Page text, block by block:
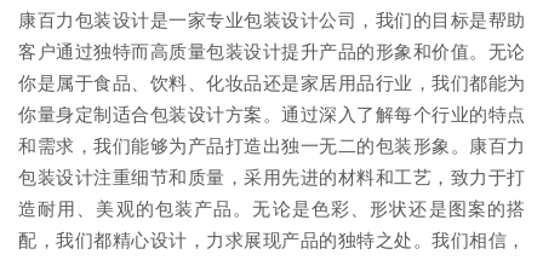
康百力包装设计是一家专业包装设计公司，我们的目标是帮助
客户通过独特而高质量包装设计提升产品的形象和价值。无论
你是属于食品、饮料、化妆品还是家居用品行业，我们都能为
你量身定制适合包装设计方案。通过深入了解每个行业的特点
和需求，我们能够为产品打造出独一无二的包装形象。康百力
包装设计注重细节和质量，采用先进的材料和工艺，致力于打
造耐用、美观的包装产品。无论是色彩、形状还是图案的搭
配，我们都精心设计，力求展现产品的独特之处。我们相信，